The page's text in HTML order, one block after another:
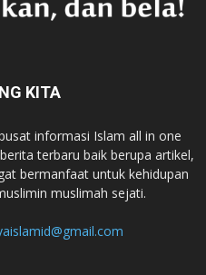
KITA
informasi Islam all in one
terbaru baik berupa artikel,
bermanfaat untuk kehidupan
muslimah sejati.